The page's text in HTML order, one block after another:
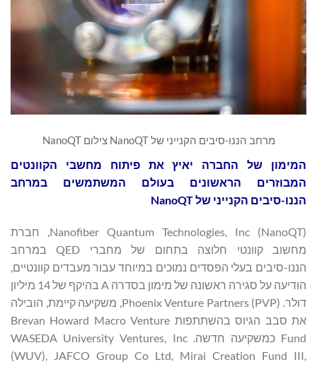
מרחב הננו-סיבים הקנייני של NanoQT צילום NanoQT
המימון של החברה יאיץ את פיתוח מחשבי הקוונטים
המבוזרים הראשונים בעולם המשתמשים במרחב
הננו-סיבים הקנייני שלNanoQT
Nanofiber Quantum Technologies, Inc (NanoQT), חברת
מחשוב קוונטי חלוצה בתחום של מחברי QED במרחב
הננו-סיבים בעלי הפסדים נמוכים במיוחד עבור מעבדים קוונטיים,
הודיעה על סגירה ראשונה של מימון בסדרה A בהיקף של 14 מיליון
דולר. Phoenix Venture Partners (PVP), משקיעה קיימת, הובילה
את סבב הגיוס בהשתתפות Brevan Howard Macro Venture
Fund כמשקיעה חדשה. WASEDA University Ventures, Inc
(WUV), JAFCO Group Co Ltd, Mirai Creation Fund III,